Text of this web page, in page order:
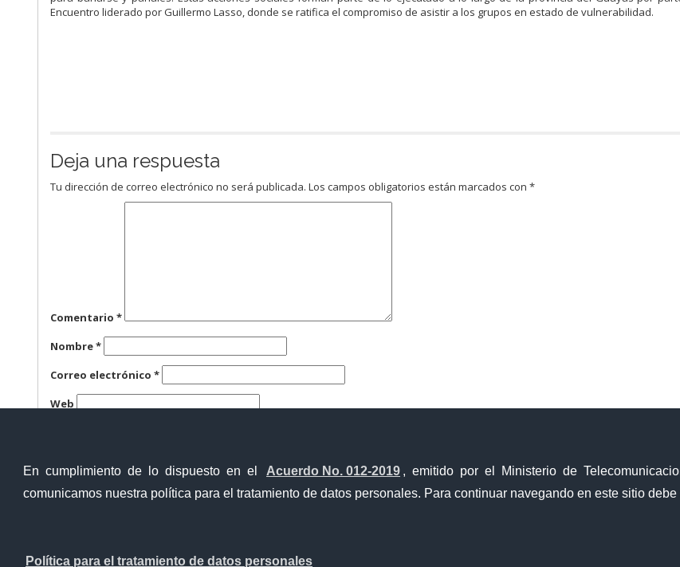
En cumplimiento de lo dispuesto en el Acuerdo No. 012-2019 , emitido por el Ministerio de
comunicamos nuestra política para el tratamiento de datos personales. Para continuar navegando en este sitio
Política para el tratamiento de datos personales
Encuentro liderado por Guillermo Lasso, donde se ratifica el compromiso de asistir a los grupos en estado de vulnerabilidad.
Deja una respuesta
Tu dirección de correo electrónico no será publicada. Los campos obligatorios están marcados con*
Comentario*
Nombre*
Correo electrónico*
Web